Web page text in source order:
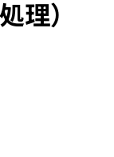
理）